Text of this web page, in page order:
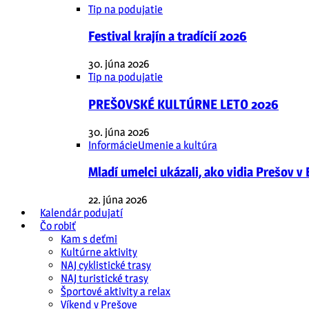
Tip na podujatie
Festival krajín a tradícií 2026
30. júna 2026
Tip na podujatie
PREŠOVSKÉ KULTÚRNE LETO 2026
30. júna 2026
InformácieUmenie a kultúra
Mladí umelci ukázali, ako vidia Prešov v
22. júna 2026
Kalendár podujatí
Čo robiť
Kam s deťmi
Kultúrne aktivity
NAJ cyklistické trasy
NAJ turistické trasy
Športové aktivity a relax
Víkend v Prešove